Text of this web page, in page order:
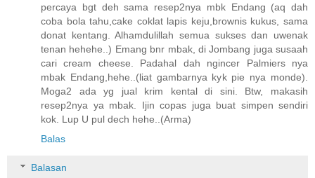
percaya bgt deh sama resep2nya mbk Endang (aq dah
coba bola tahu,cake coklat lapis keju,brownis kukus, sama
donat kentang. Alhamdulillah semua sukses dan uwenak
tenan hehehe..) Emang bnr mbak, di Jombang juga susaah
cari cream cheese. Padahal dah ngincer Palmiers nya
mbak Endang,hehe..(liat gambarnya kyk pie nya monde).
Moga2 ada yg jual krim kental di sini. Btw, makasih
resep2nya ya mbak. Ijin copas juga buat simpen sendiri
kok. Lup U pul dech hehe..(Arma)
Balas
Balasan